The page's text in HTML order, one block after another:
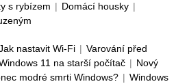
s rybízem | Domácí housky |
nastavit Wi-Fi | Varování před
11 na starší počítač | Nový
modré smrti Windows? | Windows